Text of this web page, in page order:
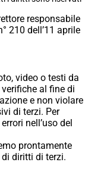
responsabile
210 dell’11 aprile
video o testi da
al fine di
e non violare
di terzi. Per
nell’uso del
prontamente
diritti di terzi.